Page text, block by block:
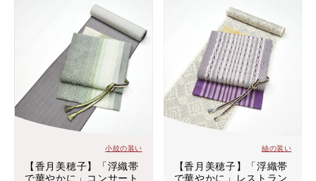
小紋の装い
【香月美穂子】「浮織帯
で華やかに」コンサート
紬の装い
【香月美穂子】「浮織帯
で華やかに」レストラン